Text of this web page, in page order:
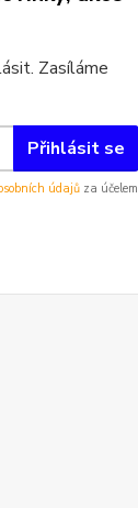
Zasíláme
Přihlásit se
údajů za účelem